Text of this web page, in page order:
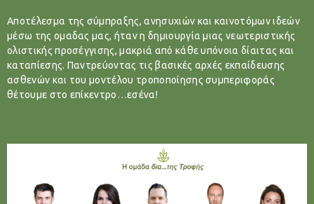
Αποτέλεσμα της σύμπραξης, ανησυχιών και καινοτόμων ιδεών
μέσω της ομαδας μας, ήταν η δημιουργία μιας νεωτεριστικής
ολιστικής προσέγγισης, μακριά από κάθε υπόνοια δίαιτας και
καταπίεσης. Παντρεύοντας τις βασικές αρχές εκπαίδευσης
ασθενών και του μοντέλου τροποποίησης συμπεριφοράς
θέτουμε στο επίκεντρο…εσένα!